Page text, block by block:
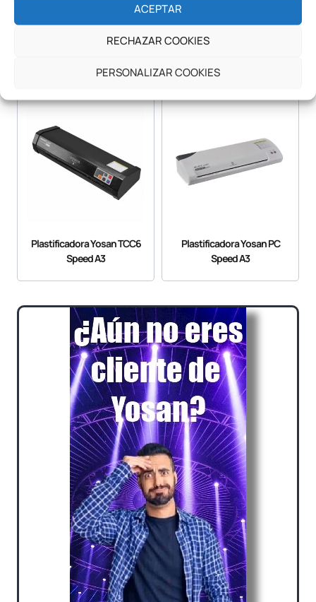
ACEPTAR
RECHAZAR COOKIES
PERSONALIZAR COOKIES
Laminadora D3A
Publicitario Deslizante
Plastificadora Yosan TCC6
Speed A3
Plastificadora Yosan PC
Speed A3